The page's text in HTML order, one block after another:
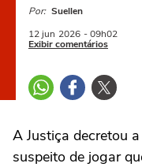
Por: Suellen
12 jun 2026 - 09h02
Exibir comentários
A Justiça decretou
suspeito de jogar